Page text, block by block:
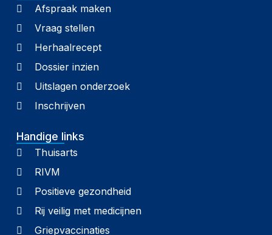
Afspraak maken
Vraag stellen
Herhaalrecept
Dossier inzien
Uitslagen onderzoek
Inschrijven
Handige links
Thuisarts
RIVM
Positieve gezondheid
Rij veilig met medicijnen
Griepvaccinaties